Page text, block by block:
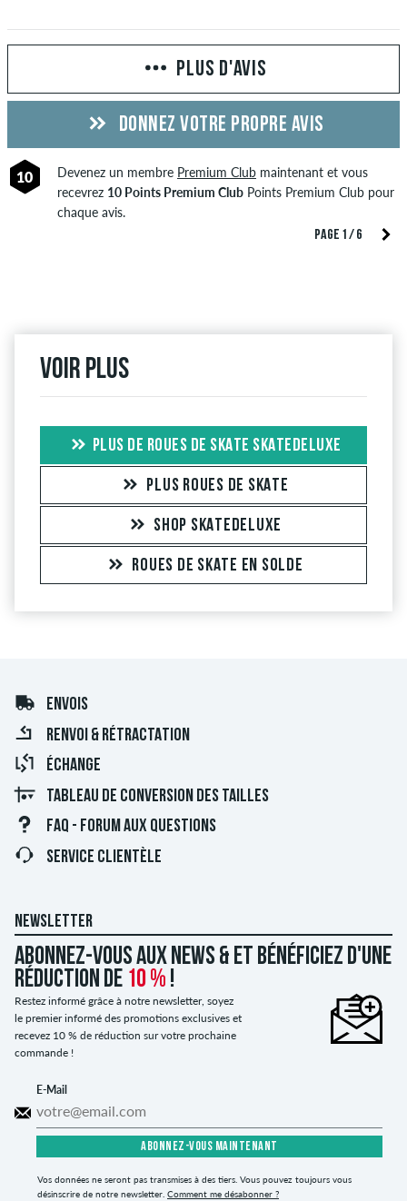
PAGE 1 / 6
PLUS D'AVIS
DONNEZ VOTRE PROPRE AVIS
10 Devenez un membre Premium Clubmaintenant et vous
recevrez 10 Points Premium ClubPoints Premium Club pour
chaque avis.
Voir plus
PLUS DE ROUES DE SKATE SKATEDELUXE
PLUS ROUES DE SKATE
SHOP SKATEDELUXE
ROUES DE SKATE EN SOLDE
ENVOIS
RENVOI & RÉTRACTATION
ÉCHANGE
TABLEAU DE CONVERSION DES TAILLES
FAQ - FORUM AUX QUESTIONS
SERVICE CLIENTÈLE
NEWSLETTER
Abonnez-vous aux news & et bénéficiez d'une
réduction de 10 % !
Restez informé grâce à notre newsletter, soyez
le premier informé des promotions exclusives et
recevez 10 % de réduction sur votre prochaine
commande !
E-Mail
ABONNEZ-VOUS MAINTENANT
Vos données ne seront pas transmises à des tiers. Vous pouvez toujours vous
désinscrire de notre newsletter. Comment me désabonner ?